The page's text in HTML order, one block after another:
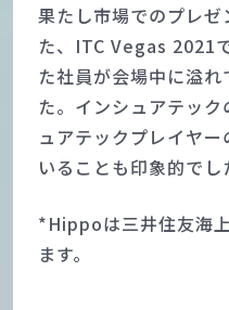
果たし市場でのプレゼ
た、ITC Vegas 2021
た社員が会場中に溢
た。インシュアテッ
ュアテックプレイヤ
いることも印象的でし
*Hippoは三井住友海
ます。